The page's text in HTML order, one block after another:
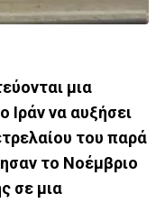
μια
Ιράν να αυξήσει
του παρά
το Νοέμβριο
σε μια